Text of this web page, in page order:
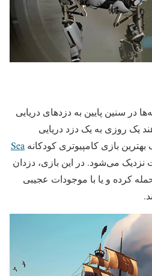
در سنین پایین به دزدهای دریایی
یک روزی به یک دزد دریایی
بازی کامپیوتری کودکانه Sea
نزدیک می‌شود. در این بازی، دزدان
کرده و یا با موجودات عجیبی